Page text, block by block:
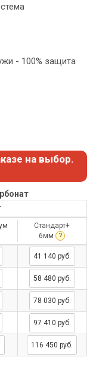
- 100% защита
на выбор.
Стандарт+
6мм ?
41 140 руб.
58 480 руб.
78 030 руб.
97 410 руб.
116 450 руб.